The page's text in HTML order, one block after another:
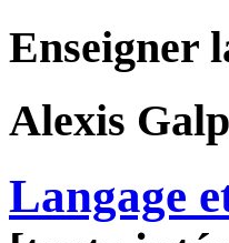
Enseigner
Alexis
Langage